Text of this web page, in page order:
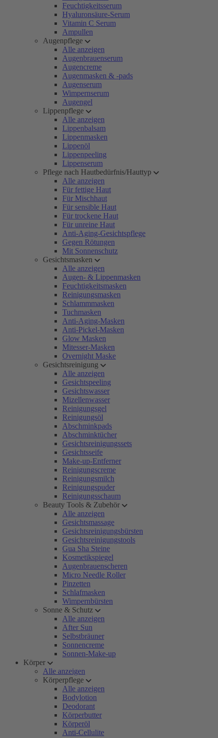
Feuchtigkeitsserum
Hyaluronsäure-Serum
Vitamin C Serum
Ampullen
Augenpflege
Alle anzeigen
Augenbrauenserum
Augencreme
Augenmasken & -pads
Augenserum
Wimpernserum
Augengel
Lippenpflege
Alle anzeigen
Lippenbalsam
Lippenmasken
Lippenöl
Lippenpeeling
Lippenserum
Pflege nach Hautbedürfnis/Hauttyp
Alle anzeigen
Für fettige Haut
Für Mischhaut
Für sensible Haut
Für trockene Haut
Für unreine Haut
Anti-Aging-Gesichtspflege
Gegen Rötungen
Mit Sonnenschutz
Gesichtsmasken
Alle anzeigen
Augen- & Lippenmasken
Feuchtigkeitsmasken
Reinigungsmasken
Schlammmasken
Tuchmasken
Anti-Aging-Masken
Anti-Pickel-Masken
Glow Masken
Mitesser-Masken
Overnight Maske
Gesichtsreinigung
Alle anzeigen
Gesichtspeeling
Gesichtswasser
Mizellenwasser
Reinigungsgel
Reinigungsöl
Abschminkpads
Abschminktücher
Gesichtsreinigungssets
Gesichtsseife
Make-up-Entferner
Reinigungscreme
Reinigungsmilch
Reinigungspuder
Reinigungsschaum
Beauty Tools & Zubehör
Alle anzeigen
Gesichtsmassage
Gesichtsreinigungsbürsten
Gesichtsreinigungstools
Gua Sha Steine
Kosmetikspiegel
Augenbrauenscheren
Micro Needle Roller
Pinzetten
Schlafmasken
Wimpernbürsten
Sonne & Schutz
Alle anzeigen
After Sun
Selbstbräuner
Sonnencreme
Sonnen-Make-up
Körper
Alle anzeigen
Körperpflege
Alle anzeigen
Bodylotion
Deodorant
Körperbutter
Körperöl
Anti-Cellulite